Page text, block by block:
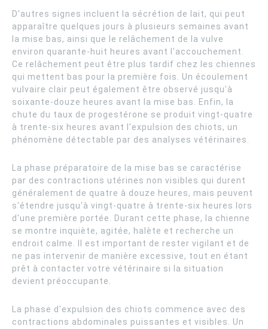
D'autres signes incluent la sécrétion de lait, qui peut
apparaître quelques jours à plusieurs semaines avant
la mise bas, ainsi que le relâchement de la vulve
environ quarante-huit heures avant l'accouchement.
Ce relâchement peut être plus tardif chez les chiennes
qui mettent bas pour la première fois. Un écoulement
vulvaire clair peut également être observé jusqu'à
soixante-douze heures avant la mise bas. Enfin, la
chute du taux de progestérone se produit vingt-quatre
à trente-six heures avant l'expulsion des chiots, un
phénomène détectable par des analyses vétérinaires.
La phase préparatoire de la mise bas se caractérise
par des contractions utérines non visibles qui durent
généralement de quatre à douze heures, mais peuvent
s'étendre jusqu'à vingt-quatre à trente-six heures lors
d'une première portée. Durant cette phase, la chienne
se montre inquiète, agitée, halète et recherche un
endroit calme. Il est important de rester vigilant et de
ne pas intervenir de manière excessive, tout en étant
prêt à contacter votre vétérinaire si la situation
devient préoccupante.
La phase d'expulsion des chiots commence avec des
contractions abdominales puissantes et visibles. Un